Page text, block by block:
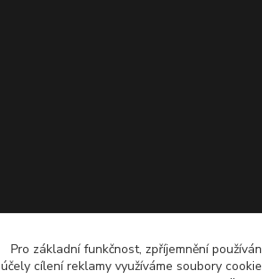
Pro základní funkčnost, zpříjemnění
účely cílení reklamy využíváme soubory